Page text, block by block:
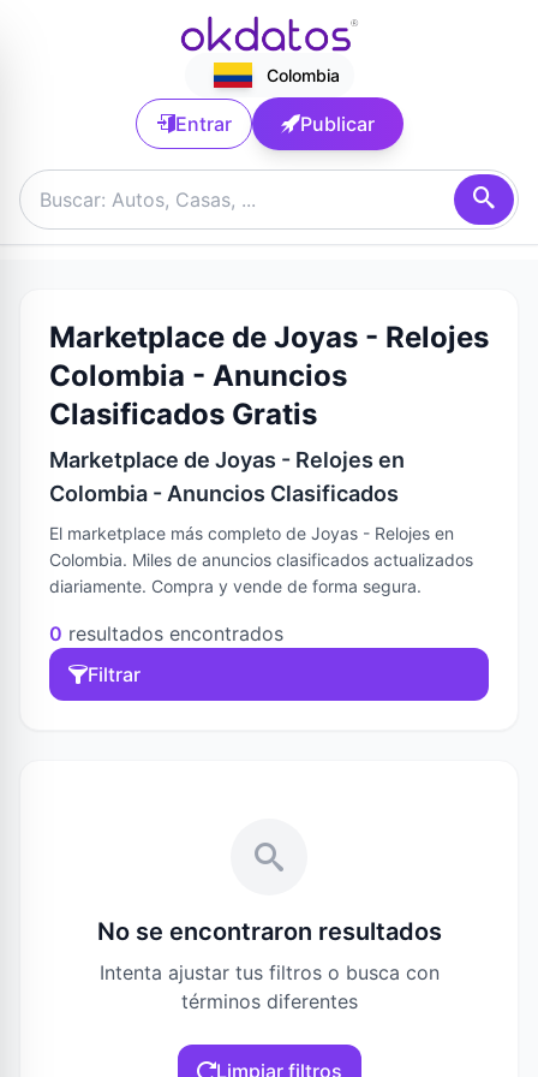
Colombia
Entrar Publicar
Marketplace de Joyas - Relojes
Colombia - Anuncios
Clasificados Gratis
Marketplace de Joyas - Relojes en
Colombia - Anuncios Clasificados
El marketplace más completo de Joyas - Relojes en
Colombia. Miles de anuncios clasificados actualizados
diariamente. Compra y vende de forma segura.
0 resultados encontrados
Filtrar
No se encontraron resultados
Intenta ajustar tus filtros o busca con
términos diferentes
Limpiar filtros